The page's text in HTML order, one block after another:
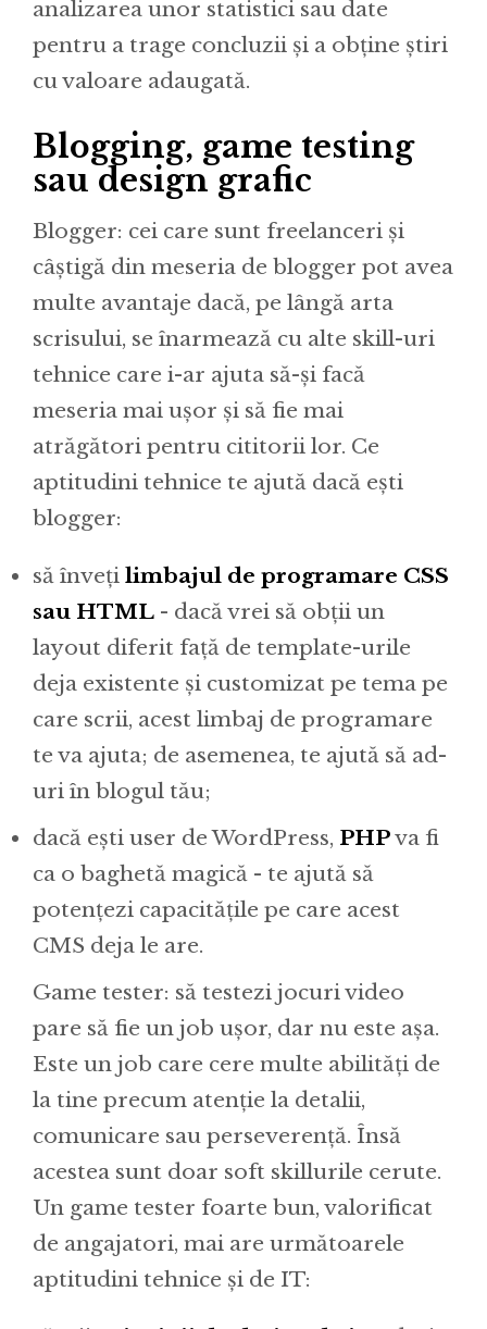
analizarea unor statistici sau date
pentru a trage concluzii și a obține știri
cu valoare adaugată.
Blogging, game testing
sau design grafic
Blogger: cei care sunt freelanceri și
câștigă din meseria de blogger pot avea
multe avantaje dacă, pe lângă arta
scrisului, se înarmează cu alte skill-uri
tehnice care i-ar ajuta să-și facă
meseria mai ușor și să fie mai
atrăgători pentru cititorii lor. Ce
aptitudini tehnice te ajută dacă ești
blogger:
să înveți limbajul de programare CSS
sau HTML - dacă vrei să obții un
layout diferit față de template-urile
deja existente și customizat pe tema pe
care scrii, acest limbaj de programare
te va ajuta; de asemenea, te ajută să ad-
uri în blogul tău;
dacă ești user de WordPress, PHPva fi
ca o baghetă magică - te ajută să
potențezi capacitățile pe care acest
CMS deja le are.
Game tester: să testezi jocuri video
pare să fie un job ușor, dar nu este așa.
Este un job care cere multe abilități de
la tine precum atenție la detalii,
comunicare sau perseverență. Însă
acestea sunt doar soft skillurile cerute.
Un game tester foarte bun, valorificat
de angajatori, mai are următoarele
aptitudini tehnice și de IT: